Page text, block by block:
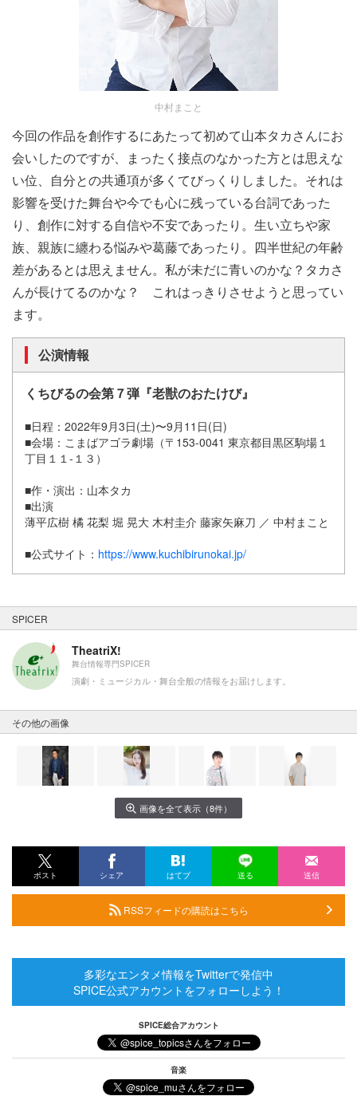
中村まこと
今回の作品を創作するにあたって初めて山本タカさんにお
会いしたのですが、まったく接点のなかった方とは思えな
い位、自分との共通項が多くてびっくりしました。それは
影響を受けた舞台や今でも心に残っている台詞であった
り、創作に対する自信や不安であったり。生い立ちや家
族、親族に纏わる悩みや葛藤であったり。四半世紀の年齢
差があるとは思えません。私が未だに青いのかな？タカさ
んが長けてるのかな？ これはっきりさせようと思ってい
ます。
公演情報
くちびるの会第７弾『老獣のおたけび』
■日程：2022年9月3日(土)〜9月11日(日)
■会場：こまばアゴラ劇場（〒153-0041 東京都目黒区駒場１
丁目１１-１３）
■作・演出：山本タカ
■出演
薄平広樹 橘 花梨 堀 晃大 木村圭介 藤家矢麻刀 ／ 中村まこと
■公式サイト： https://www.kuchibirunokai.jp/
SPICER
TheatriX!
舞台情報専門SPICER
演劇・ミュージカル・舞台全般の情報をお届けします。
その他の画像
画像を全て表示（8件）
ポスト シェア はてブ 送る 送信
RSSフィードの購読はこちら
多彩なエンタメ情報をTwitterで発信中
SPICE公式アカウントをフォローしよう！
SPICE総合アカウント
音楽